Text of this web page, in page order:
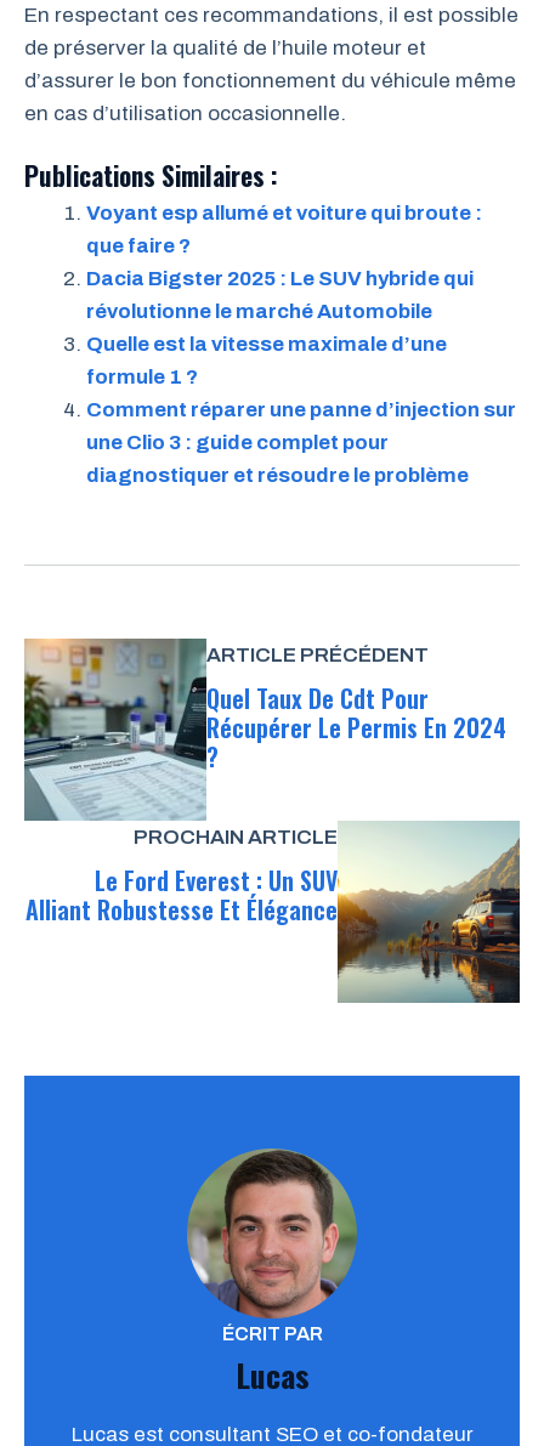
En respectant ces recommandations, il est possible
de préserver la qualité de l’huile moteur et
d’assurer le bon fonctionnement du véhicule même
en cas d’utilisation occasionnelle.
Publications Similaires :
Voyant esp allumé et voiture qui broute :
que faire ?
Dacia Bigster 2025 : Le SUV hybride qui
révolutionne le marché Automobile
Quelle est la vitesse maximale d’une
formule 1 ?
Comment réparer une panne d’injection sur
une Clio 3 : guide complet pour
diagnostiquer et résoudre le problème
ARTICLE PRÉCÉDENT
Quel Taux De Cdt Pour
Récupérer Le Permis En 2024
?
PROCHAIN ARTICLE
Le Ford Everest : Un SUV
Alliant Robustesse Et Élégance
ÉCRIT PAR
Lucas
Lucas est consultant SEO et co-fondateur